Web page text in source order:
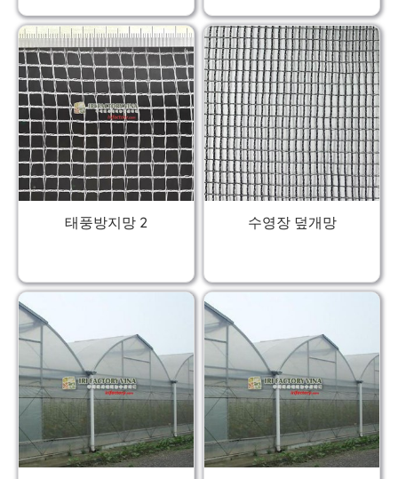
태풍방지망 2 수영장 덮개망